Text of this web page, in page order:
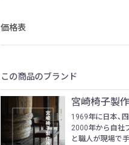
価格表
この商品のブランド
宮崎椅子製
1969年に日本、
2000年から自社
と職人が現場で